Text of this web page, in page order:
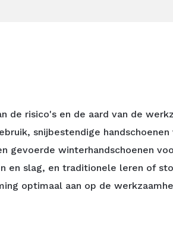
de risico's en de aard van de
snijbestendige
gevoerde winterhandschoenen
en slag, en traditionele leren of
optimaal aan op de